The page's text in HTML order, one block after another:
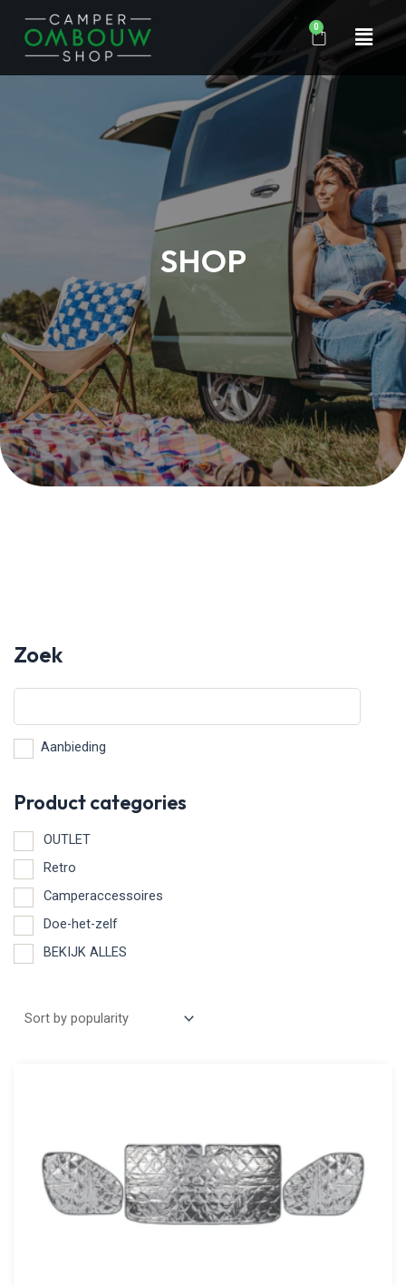
0
SHOP
Zoek
Aanbieding
Product categories
OUTLET
Retro
Camperaccessoires
Doe-het-zelf
BEKIJK ALLES
Product categories
OUTLET
Retro